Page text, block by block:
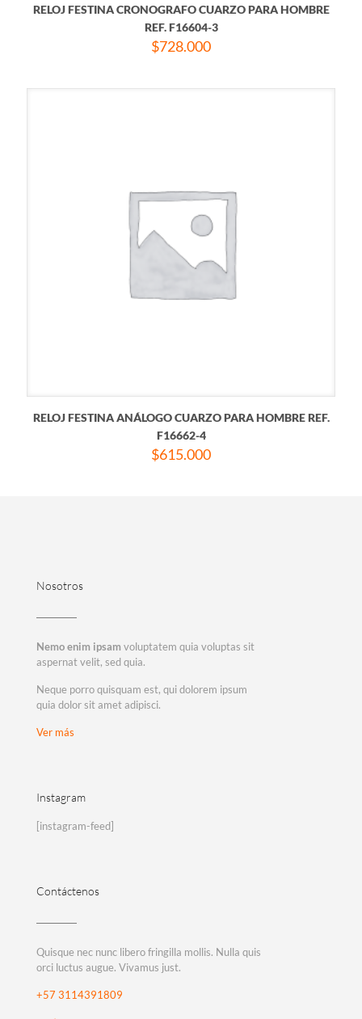
RELOJ FESTINA CRONOGRAFO CUARZO PARA HOMBRE
REF. F16604-3
$728.000
RELOJ FESTINA ANÁLOGO CUARZO PARA HOMBRE REF.
F16662-4
$615.000
Nosotros
Nemo enim ipsam voluptatem quia voluptas sit
aspernat velit, sed quia.
Neque porro quisquam est, qui dolorem ipsum
quia dolor sit amet adipisci.
Ver más
Instagram
[instagram-feed]
Contáctenos
Quisque nec nunc libero fringilla mollis. Nulla quis
orci luctus augue. Vivamus just.
+57 3114391809